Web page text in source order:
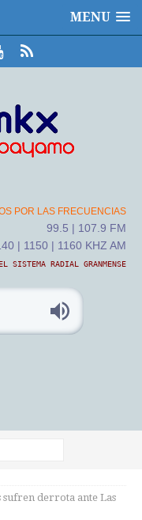
MENU
POR LAS FRECUENCIAS
99.5 | 107.9 FM
| 1150 | 1160 KHZ AM
SISTEMA RADIAL GRANMENSE
sufren derrota ante Las